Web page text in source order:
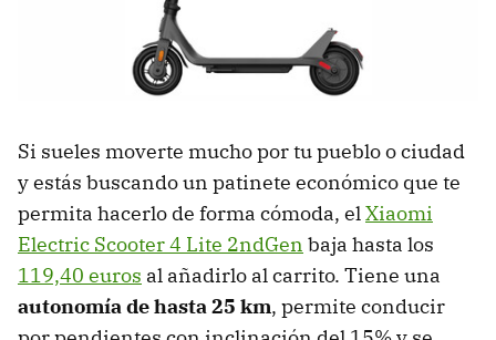
Si sueles moverte mucho por tu pueblo o ciudad
y estás buscando un patinete económico que te
permita hacerlo de forma cómoda, elXiaomi
Electric Scooter 4 Lite 2ndGen baja hasta los
119,40 euros al añadirlo al carrito. Tiene una
autonomía de hasta 25 km, permite conducir